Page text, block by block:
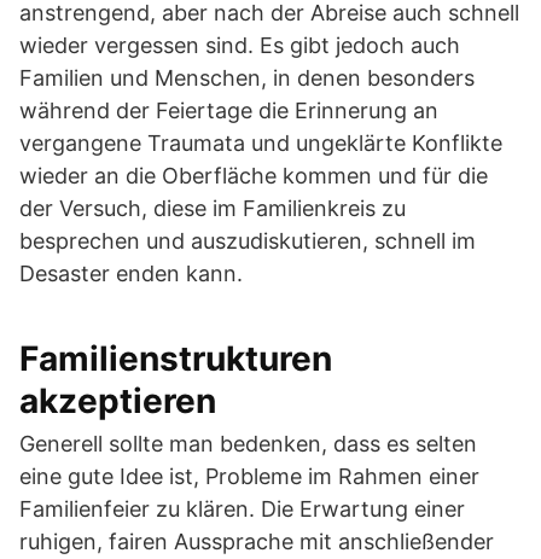
anstrengend, aber nach der Abreise auch schnell
wieder vergessen sind. Es gibt jedoch auch
Familien und Menschen, in denen besonders
während der Feiertage die Erinnerung an
vergangene Traumata und ungeklärte Konflikte
wieder an die Oberfläche kommen und für die
der Versuch, diese im Familienkreis zu
besprechen und auszudiskutieren, schnell im
Desaster enden kann.
Familienstrukturen
akzeptieren
Generell sollte man bedenken, dass es selten
eine gute Idee ist, Probleme im Rahmen einer
Familienfeier zu klären. Die Erwartung einer
ruhigen, fairen Aussprache mit anschließender